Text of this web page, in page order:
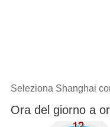
Seleziona Shanghai
Ora del giorno a